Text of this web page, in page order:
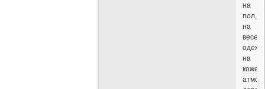
на
пол,
на
весе
на
коже,